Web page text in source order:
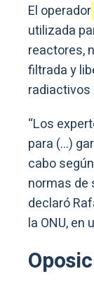
El operador
utilizada
reactores,
filtrada y
radiactivos
“Los
para (…)
cabo
normas de
declaró
la ONU, en